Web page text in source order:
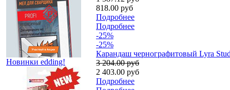
Новинки edding!
818.00 руб
Подробнее
Подробнее
-25%
-25%
Карандаш чернографитовый Lyra
3 204.00 руб
2 403.00 руб
Подробнее